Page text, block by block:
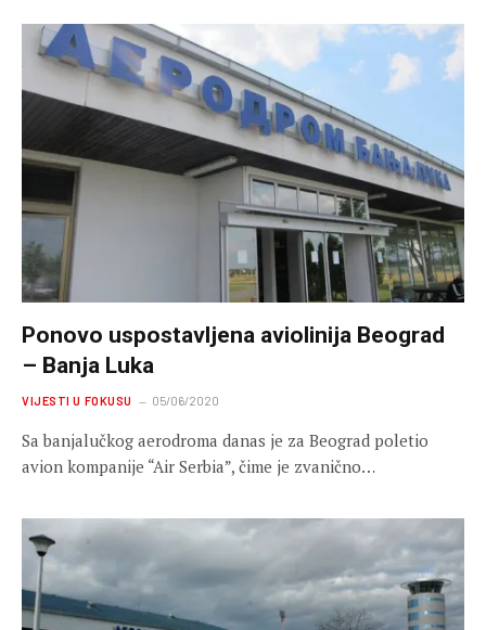
Ponovo uspostavljena aviolinija Beograd
– Banja Luka
VIJESTI U FOKUSU 05/06/2020
Sa banjalučkog aerodroma danas je za Beograd poletio
avion kompanije “Air Serbia”, čime je zvanično…